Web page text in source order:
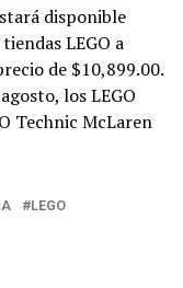
disponible
LEGO a
de $10,899.00.
los LEGO
Technic McLaren
LEGO